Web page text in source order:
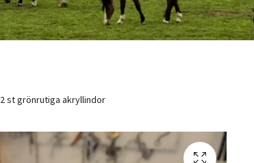
2 st grönrutiga akryllindor